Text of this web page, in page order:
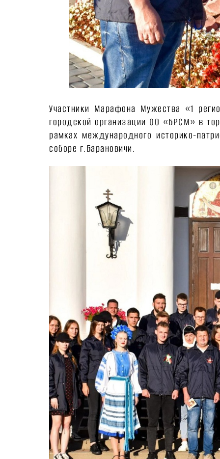
Участники Марафона Мужества «1
городской организации ОО «БРСМ» в
рамках международного историко-
соборе г.Барановичи.